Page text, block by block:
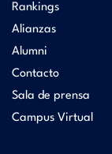
Rankings
Alianzas
Alumni
Contacto
Sala de prensa
Campus Virtual